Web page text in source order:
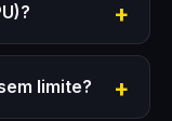
limite?